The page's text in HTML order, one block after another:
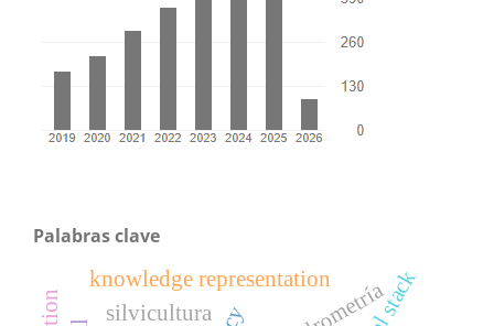
Palabras clave
silvicultura
knowledge representation